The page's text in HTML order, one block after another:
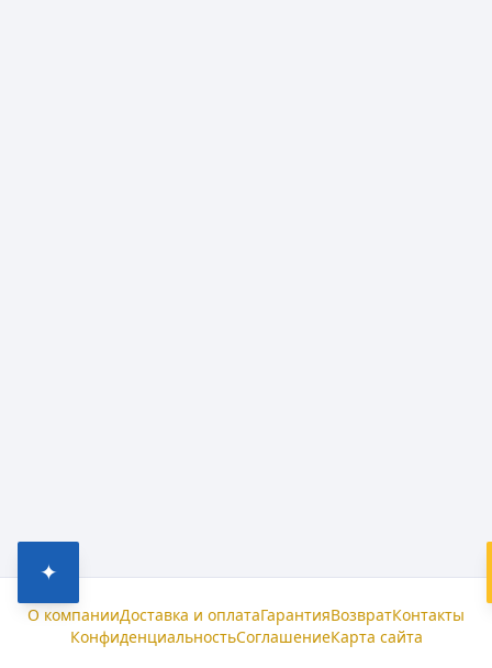
✦
О компанииДоставка и оплатаГарантияВозвратКонтакты
КонфиденциальностьСоглашениеКарта сайта